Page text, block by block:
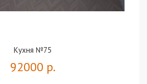
Кухня №75
92000 р.